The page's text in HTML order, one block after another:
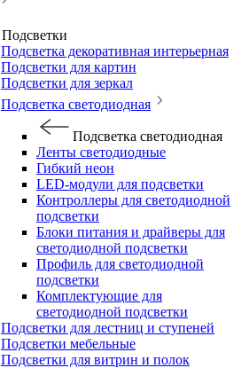
Подсветки
Подсветка декоративная интерьерная
Подсветки для картин
Подсветки для зеркал
Подсветка светодиодная
Подсветка светодиодная
Ленты светодиодные
Гибкий неон
LED-модули для подсветки
Контроллеры для светодиодной
подсветки
Блоки питания и драйверы для
светодиодной подсветки
Профиль для светодиодной
подсветки
Комплектующие для
светодиодной подсветки
Подсветки для лестниц и ступеней
Подсветки мебельные
Подсветки для витрин и полок